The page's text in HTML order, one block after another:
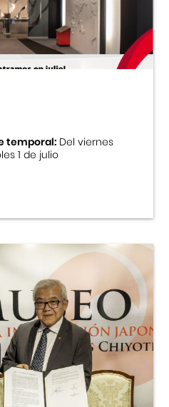
Japonés
Japonesa
temporal:Del viernes
1 de julio